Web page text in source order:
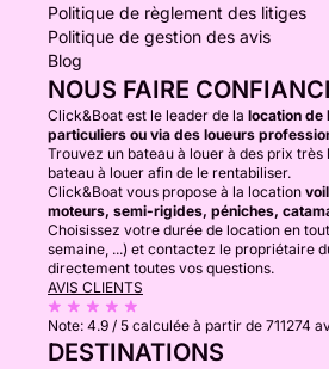
Politique de règlement des litiges
Politique de gestion des avis
Blog
NOUS FAIRE
Click&Boat est le leader de la location de
particuliers ou via des loueurs
Trouvez un bateau à louer à des prix
bateau à louer afin de le rentabiliser.
Click&Boat vous propose à la location
moteurs, semi-rigides, péniches,
Choisissez votre durée de location en
semaine, ...) et contactez le propriétaire
directement toutes vos questions.
AVIS CLIENTS
Note: 4.9 / 5 calculée à partir de 711274
DESTINATIONS